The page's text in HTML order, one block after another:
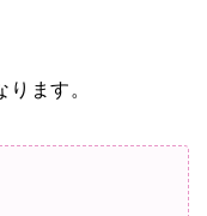
ます。